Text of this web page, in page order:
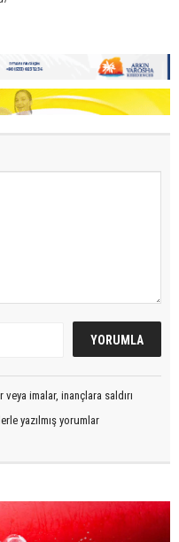
imalar, inançlara saldırı
yazılmış yorumlar